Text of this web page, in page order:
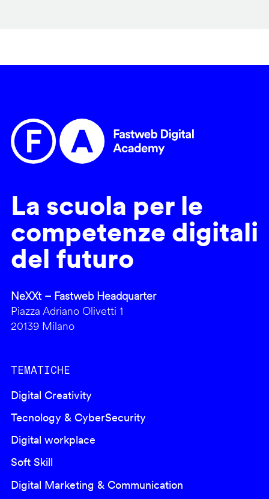
La scuola per le
competenze digitali
del futuro
NeXXt – Fastweb Headquarter
Piazza Adriano Olivetti 1
20139 Milano
TEMATICHE
Digital Creativity
Tecnology & CyberSecurity
Digital workplace
Soft Skill
Digital Marketing & Communication